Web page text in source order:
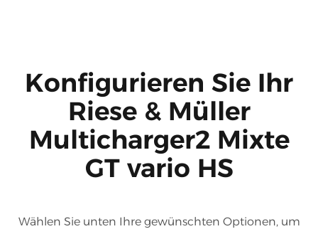
Konfigurieren Sie Ihr
Riese & Müller
Multicharger2 Mixte
GT vario HS
Wählen Sie unten Ihre gewünschten Optionen, um